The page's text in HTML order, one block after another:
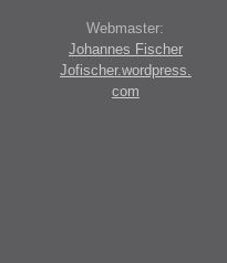
Webmaster:
Johannes Fischer
Jofischer.wordpress.
com